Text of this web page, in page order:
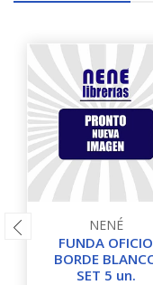
NENÉ
FUNDA OFICIO
BORDE
SET 5 un.